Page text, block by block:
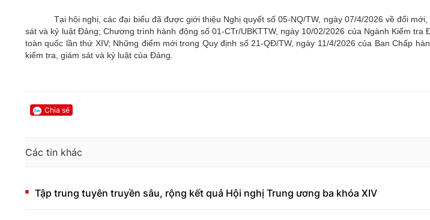
Tại hội nghị, các đại biểu đã được giới thiệu Nghị quyết số 05-NQ/TW, ngày 07/4/2026 về đổi
sát và kỷ luật Đảng; Chương trình hành động số 01-CTr/UBKTTW, ngày 10/02/2026 của Ngành Kiểm
toàn quốc lần thứ XIV; Những điểm mới trong Quy định số 21-QĐ/TW, ngày 11/4/2026 của Ban Chấp
kiểm tra, giám sát và kỷ luật của Đảng.
Chia sẻ
Các tin khác
Tập trung tuyên truyền sâu, rộng kết quả Hội nghị Trung ương ba khóa XIV